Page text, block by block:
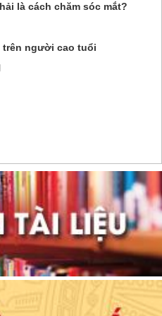
là cách chăm sóc mắt?
trên người cao tuổi